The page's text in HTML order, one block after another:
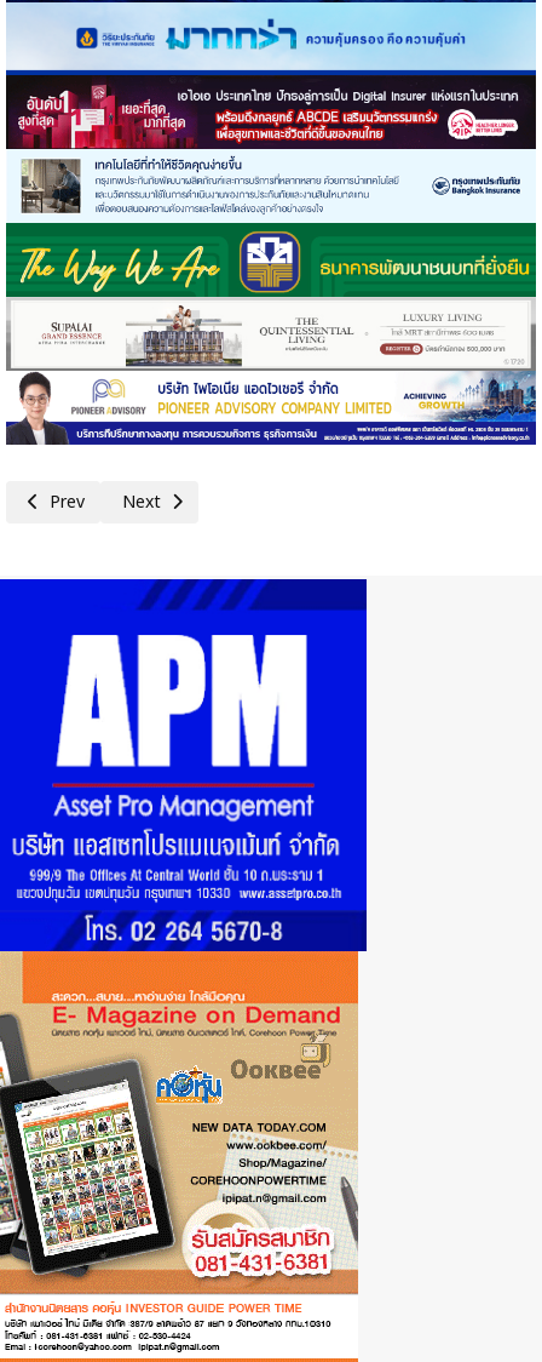
Previous article: พิชัย อำลาตำแหน่ง ขอบคุณทีมพาณิชย์ ฝากเร่งเจรจา
Prev Next article: สนค.เผยผลสำรวจการบริโภคผลไม้ คนนิยมซื้อจา
Next